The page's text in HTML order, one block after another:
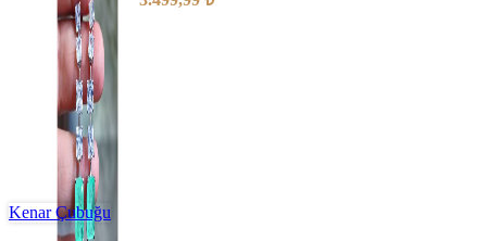
Kenar Çubuğu